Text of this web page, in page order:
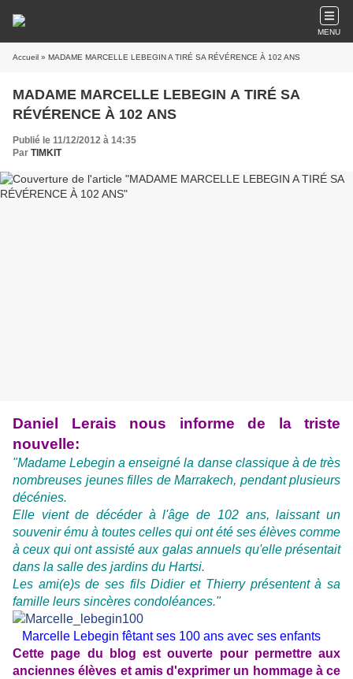
MENU
Accueil » MADAME MARCELLE LEBEGIN A TIRÉ SA RÉVÉRENCE À 102 ANS
MADAME MARCELLE LEBEGIN A TIRÉ SA
RÉVÉRENCE À 102 ANS
Publié le 11/12/2012 à 14:35
Par TIMKIT
Daniel Lerais nous informe de la triste
nouvelle:
"Madame Lebegin a enseigné la danse classique à de très
nombreuses jeunes filles de Marrakech, pendant plusieurs
décénies.
Elle vient de décéder à l'âge de 102 ans, laissant un
souvenir ému à toutes celles qui ont été ses élèves comme
à ceux qui ont assisté aux galas annuels qu'elle présentait
dans la salle des jardins du Hartsi.
Les ami(e)s de ses fils Didier et Thierry présentent à sa
famille leurs sincères condoléances."
Marcelle Lebegin fêtant ses 100 ans avec ses enfants
Cette page du blog est ouverte pour permettre aux
anciennes élèves et amis d'exprimer un hommage à ce